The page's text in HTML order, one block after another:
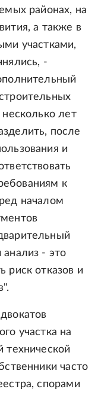
районах, на
а также в
участками,
-
лет
после
и
к
началом
анализ - это
риск отказов и
участка на
технической
часто
спорами